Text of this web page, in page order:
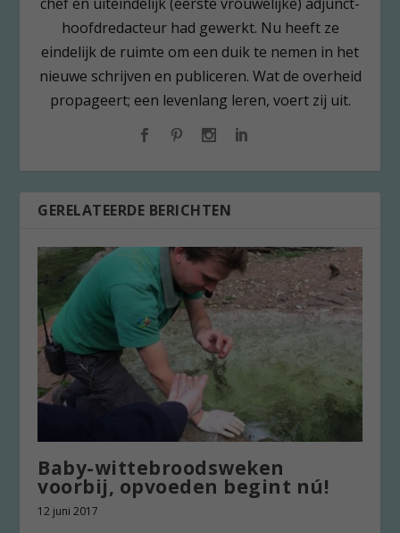
hoofdredacteur had gewerkt. Nu heeft ze
eindelijk de ruimte om een duik te nemen in het
nieuwe schrijven en publiceren. Wat de overheid
propageert; een levenlang leren, voert zij uit.
GERELATEERDE BERICHTEN
Baby-wittebroodsweken
voorbij, opvoeden begint nú!
12 juni 2017